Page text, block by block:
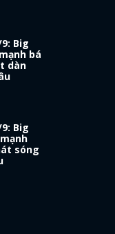
Big
bá
dàn
Big
sóng